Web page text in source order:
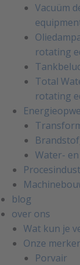
Vacuüm
rotating
Total
rotating
Water-
blog
over ons
Wat kun je
Onze
Porvair